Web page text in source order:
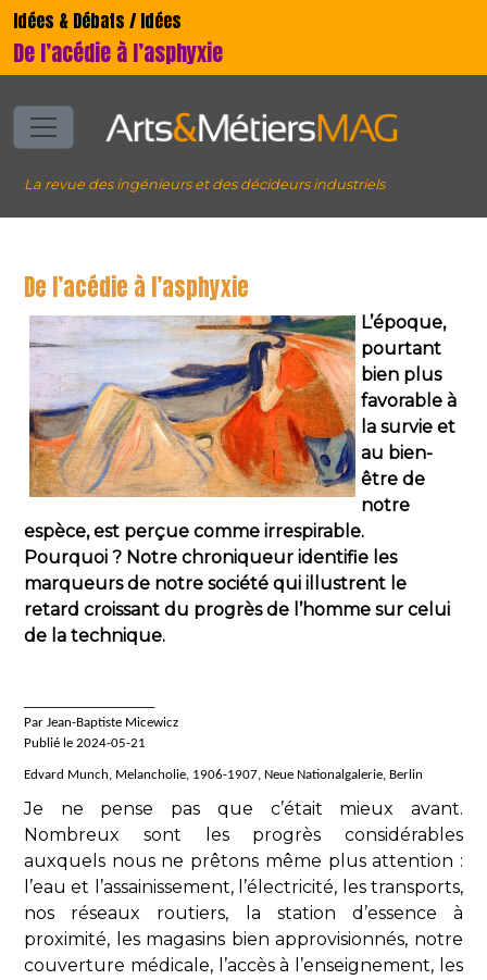
Idées & Débats / Idées
De l’acédie à l’asphyxie
La revue des ingénieurs et des décideurs industriels
De l’acédie à l’asphyxie
L’époque,
pourtant
bien plus
favorable à
la survie et
au bien-
être de
notre
espèce, est perçue comme irrespirable.
Pourquoi ? Notre chroniqueur identifie les
marqueurs de notre société qui illustrent le
retard croissant du progrès de l’homme sur celui
de la technique.
Par Jean-Baptiste Micewicz
Publié le 2024-05-21
Edvard Munch, Melancholie, 1906-1907, Neue Nationalgalerie, Berlin
Je ne pense pas que c’était mieux avant.
Nombreux sont les progrès considérables
auxquels nous ne prêtons même plus attention :
l’eau et l’assainissement, l’électricité, les transports,
nos réseaux routiers, la station d’essence à
proximité, les magasins bien approvisionnés, notre
couverture médicale, l’accès à l’enseignement, les